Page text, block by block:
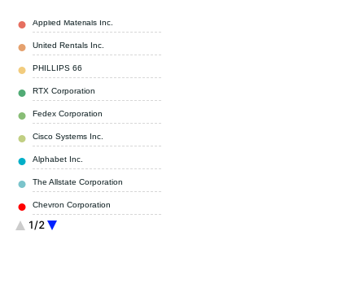
1/2
Applied Materials Inc.
United Rentals Inc.
PHILLIPS 66
RTX Corporation
Fedex Corporation
Cisco Systems Inc.
Alphabet Inc.
The Allstate Corporation
Chevron Corporation
Boeing Co.